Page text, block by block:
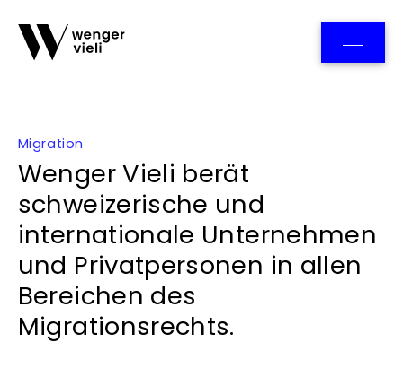
Migration
Wenger Vieli berät
schweizerische und
internationale Unternehmen
und Privatpersonen in allen
Bereichen des
Migrationsrechts.